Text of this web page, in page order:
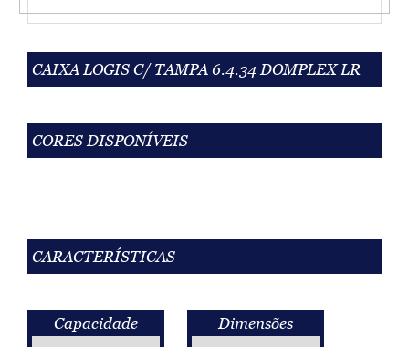
CAIXA LOGIS C/ TAMPA 6.4.34 DOMPLEX LR
CORES DISPONÍVEIS
CARACTERÍSTICAS
Capacidade Dimensões